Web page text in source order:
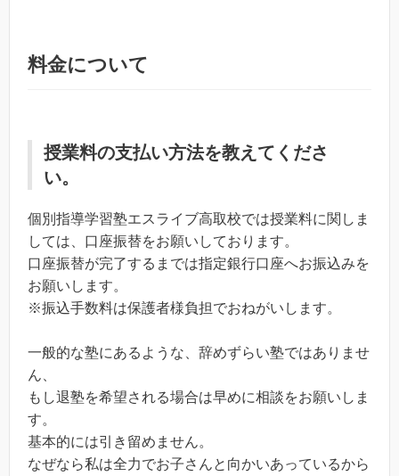
料金について
授業料の支払い方法を教えてくださ
い。
個別指導学習塾エスライブ高取校では授業料に関しま
しては、口座振替をお願いしております。
口座振替が完了するまでは指定銀行口座へお振込みを
お願いします。
※振込手数料は保護者様負担でおねがいします。
一般的な塾にあるような、辞めずらい塾ではありませ
ん、
もし退塾を希望される場合は早めに相談をお願いしま
す。
基本的には引き留めません。
なぜなら私は全力でお子さんと向かいあっているから